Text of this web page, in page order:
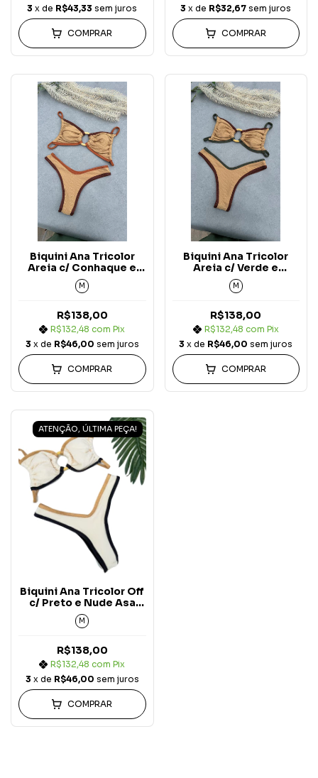
3 x de R$43,33 sem juros
COMPRAR
3 x de R$32,67 sem juros
COMPRAR
Biquini Ana Tricolor
Areia c/ Conhaque e
Marrom Asa Delta
Carmel
M
R$138,00
R$132,48com Pix
3 x de R$46,00 sem juros
COMPRAR
Biquini Ana Tricolor
Areia c/ Verde e
Marrom Asa Delta
Carmel
M
R$138,00
R$132,48 com Pix
3 x de R$46,00 sem juros
COMPRAR
ATENÇÃO, ÚLTIMA PEÇA!
Biquini Ana Tricolor Off
c/ Preto e Nude Asa
Delta Carmel
M
R$138,00
R$132,48com Pix
3 x de R$46,00 sem juros
COMPRAR